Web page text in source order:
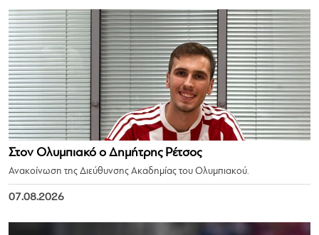
Στον Ολυμπιακό ο Δημήτρης Ρέτσος
Ανακοίνωση της Διεύθυνσης Ακαδημίας του Ολυμπιακού.
07.08.2026